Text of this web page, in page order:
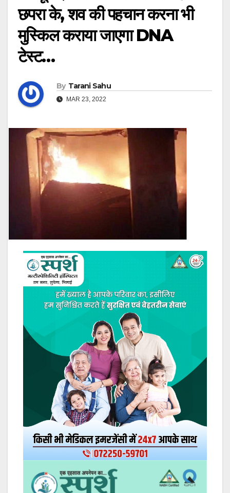
छपरा के, शव की पहचान करना भी
मुस्किल कराया जाएगा DNA
टेस्ट…
By Tarani Sahu
MAR 23, 2022